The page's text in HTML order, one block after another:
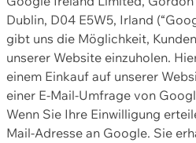
Dublin, D04 E5W5, Irland
gibt uns die Möglichkeit,
unserer Website einzuholen.
einem Einkauf auf unserer
einer E-Mail-Umfrage von
Wenn Sie Ihre Einwilligung
Mail-Adresse an Google. Sie